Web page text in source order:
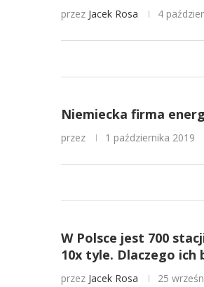
przez Jacek Rosa 4
Niemiecka firma
przez 1 października 2019
W Polsce jest 700
10x tyle. Dlaczego
przez Jacek Rosa 25